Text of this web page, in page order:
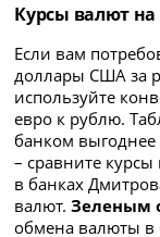
Курсы валют на
Если вам
доллары США за
используйте
евро к рублю.
банком
– сравните
в банках
валют.Зеленым
обмена валюты в